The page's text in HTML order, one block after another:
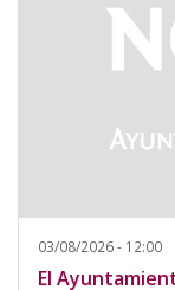
03/08/2026 - 12:00
El